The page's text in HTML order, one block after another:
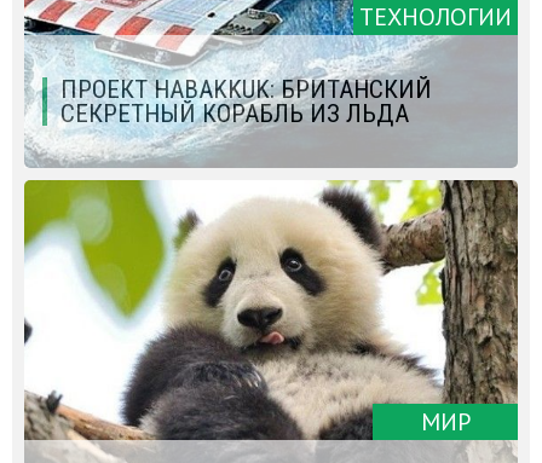
ТЕХНОЛОГИИ
ПРОЕКТ HABAKKUK: БРИТАНСКИЙ
СЕКРЕТНЫЙ КОРАБЛЬ ИЗ ЛЬДА
МИР